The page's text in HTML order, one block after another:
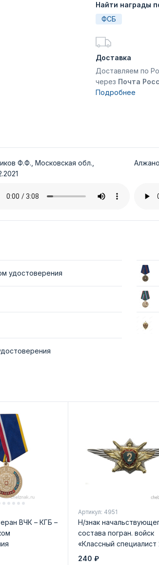
Найти награды
ФСБ
Доставка
Доставляем по
через Почта
Подробнее
Ф.Ф., Московская обл.,
удостоверения
ВЧК – КГБ –
Артикул: 4951
Н/знак
состава погран. войск
«Классный специалист
класса»
240 ₽